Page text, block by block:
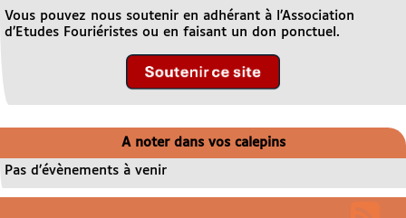
Vous pouvez nous soutenir en adhérant à l’Association
d’Etudes Fouriéristes ou en faisant un don ponctuel.
A noter dans vos calepins
Pas d’évènements à venir